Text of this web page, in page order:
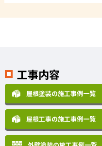
工事内容
屋根塗装の施工事例一覧
屋根工事の施工事例一覧